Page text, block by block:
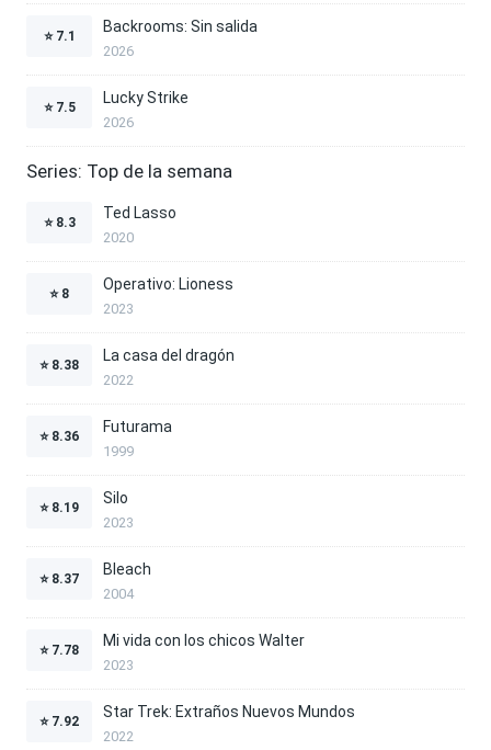
⭐ 7.1
Backrooms: Sin salida
2026
⭐ 7.5
Lucky Strike
2026
Series: Top de la semana
⭐ 8.3
Ted Lasso
2020
⭐ 8
Operativo: Lioness
2023
⭐ 8.38
La casa del dragón
2022
⭐ 8.36
Futurama
1999
⭐ 8.19
Silo
2023
⭐ 8.37
Bleach
2004
⭐ 7.78
Mi vida con los chicos Walter
2023
⭐ 7.92
Star Trek: Extraños Nuevos Mundos
2022